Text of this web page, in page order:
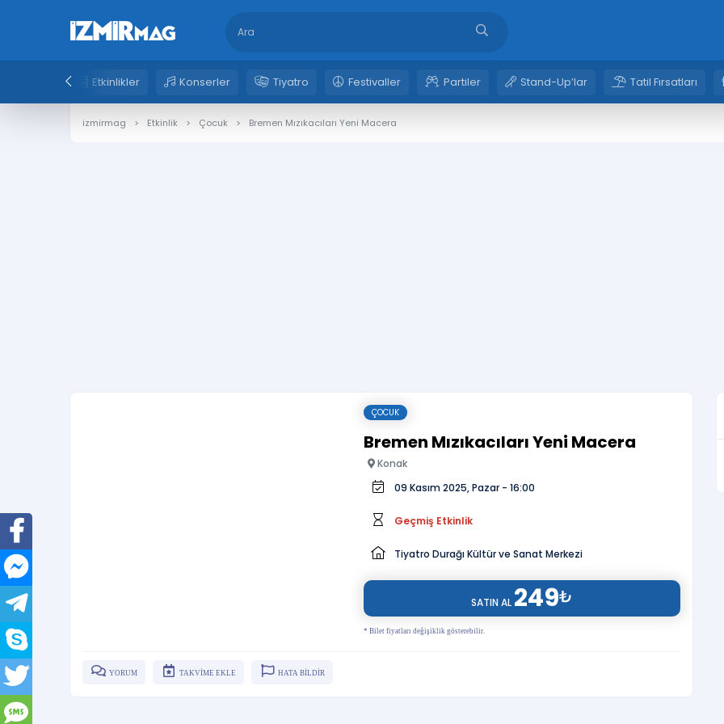
Etkinlikler Konserler Tiyatro Festivaller Partiler Stand-Up’lar Tatil Fırsatları
izmirmag Etkinlik Çocuk Bremen Mızıkacıları Yeni Macera
ÇOCUK
Bremen Mızıkacıları Yeni Macera
Konak
09 Kasım 2025, Pazar - 16:00
Geçmiş Etkinlik
Tiyatro Durağı Kültür ve Sanat Merkezi
SATIN AL 249₺
* Bilet fiyatları değişiklik gösterebilir.
YORUM TAKVİME EKLE HATA BİLDİR